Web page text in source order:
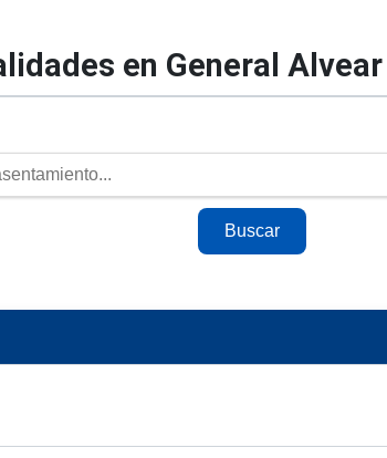
en General
Buscar